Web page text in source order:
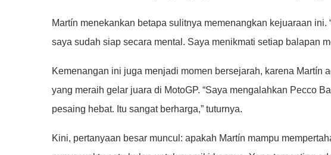
Martín menekankan betapa sulitnya memenangkan kejuaraan ini.
saya sudah siap secara mental. Saya menikmati setiap balapan
Kemenangan ini juga menjadi momen bersejarah, karena Martín
yang meraih gelar juara di MotoGP. “Saya mengalahkan Pecco
pesaing hebat. Itu sangat berharga,” tuturnya.
Kini, pertanyaan besar muncul: apakah Martín mampu